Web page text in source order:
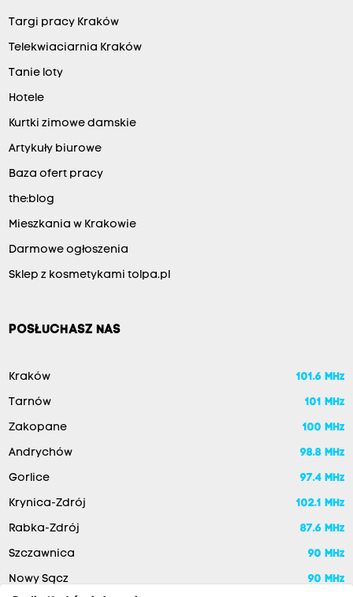
Targi pracy Kraków
Telekwiaciarnia Kraków
Tanie loty
Hotele
Kurtki zimowe damskie
Artykuły biurowe
Baza ofert pracy
the:blog
Mieszkania w Krakowie
Darmowe ogłoszenia
Sklep z kosmetykami tolpa.pl
POSŁUCHASZ NAS
Kraków 101.6 MHz
Tarnów 101 MHz
Zakopane 100 MHz
Andrychów 98.8 MHz
Gorlice 97.4 MHz
Krynica-Zdrój 102.1 MHz
Rabka-Zdrój 87.6 MHz
Szczawnica 90 MHz
Nowy Sącz
90 MHz